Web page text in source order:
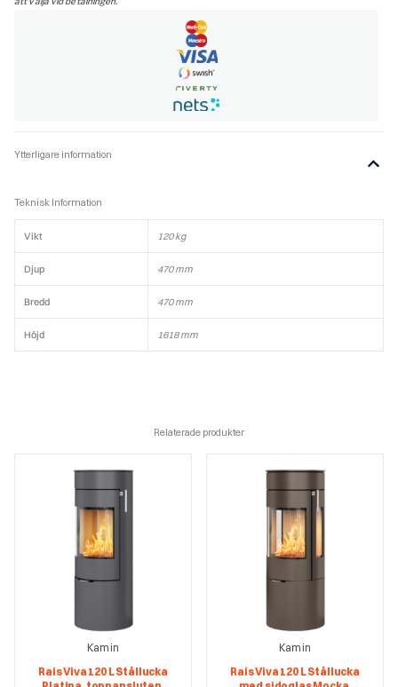
Silver,
Ytterligare information
Teknisk Information
Vikt 120 kg
Djup 470 mm
Bredd 470 mm
Höjd 1618 mm
Relaterade produkter
Kamin
Rais Viva 120 L Stållucka
Kamin
Rais Viva 120 L Stållucka